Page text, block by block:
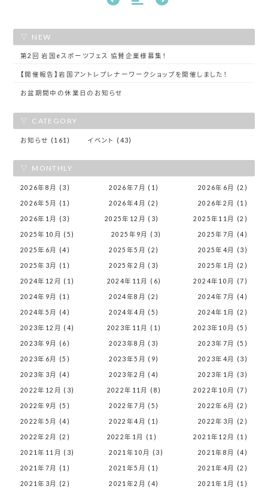
NEW
第2回 岩国eスポーツフェス 協賛企業様募集！
【開催報告】岩国アントレプレナーワークショップを開催しました！
お盆期間中の休業日のお知らせ
CATEGORY
お知らせ (161) イベント (43)
MONTHLY
2026年8月 (3) 2026年7月 (1) 2026年6月 (2)
2026年5月 (1) 2026年4月 (2) 2026年2月 (1)
2026年1月 (3) 2025年12月 (3) 2025年11月 (2)
2025年10月 (5) 2025年9月 (3) 2025年7月 (4)
2025年6月 (4) 2025年5月 (2) 2025年4月 (3)
2025年3月 (1) 2025年2月 (3) 2025年1月 (2)
2024年12月 (1) 2024年11月 (6) 2024年10月 (7)
2024年9月 (1) 2024年8月 (2) 2024年7月 (4)
2024年5月 (4) 2024年4月 (5) 2024年1月 (2)
2023年12月 (4) 2023年11月 (1) 2023年10月 (5)
2023年9月 (6) 2023年8月 (3) 2023年7月 (5)
2023年6月 (5) 2023年5月 (9) 2023年4月 (3)
2023年3月 (4) 2023年2月 (4) 2023年1月 (3)
2022年12月 (3) 2022年11月 (8) 2022年10月 (7)
2022年9月 (5) 2022年7月 (5) 2022年6月 (2)
2022年5月 (4) 2022年4月 (1) 2022年3月 (2)
2022年2月 (2) 2022年1月 (1) 2021年12月 (1)
2021年11月 (3) 2021年10月 (3) 2021年8月 (4)
2021年7月 (1) 2021年5月 (1) 2021年4月 (2)
2021年3月 (2) 2021年2月 (4) 2021年1月 (1)